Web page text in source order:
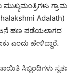
ಗ್ರಾಮ
Adalath)
ಹಣ ಪಡೆಯಲಾಗದ
ಎಂದು ಹೇಳಿದ್ದಾರೆ.
ಸಿಬ್ಬಂದಿಗಳು ಸ್ವತಃ